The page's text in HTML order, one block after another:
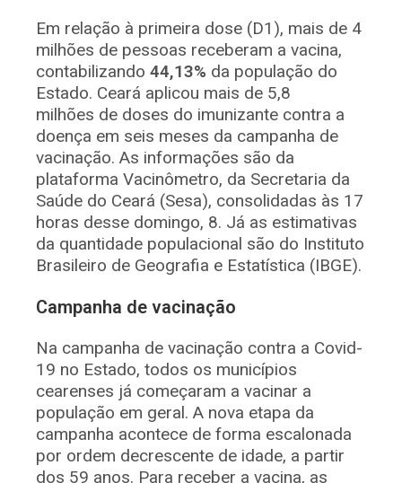
Em relação à primeira dose (D1), mais de 4
milhões de pessoas receberam a vacina,
contabilizando 44,13% da população do
Estado. Ceará aplicou mais de 5,8
milhões de doses do imunizante contra a
doença em seis meses da campanha de
vacinação. As informações são da
plataforma Vacinômetro, da Secretaria da
Saúde do Ceará (Sesa), consolidadas às 17
horas desse domingo, 8. Já as estimativas
da quantidade populacional são do Instituto
Brasileiro de Geografia e Estatística (IBGE).
Campanha de vacinação
Na campanha de vacinação contra a Covid-
19 no Estado, todos os municípios
cearenses já começaram a vacinar a
população em geral. A nova etapa da
campanha acontece de forma escalonada
por ordem decrescente de idade, a partir
dos 59 anos. Para receber a vacina, as